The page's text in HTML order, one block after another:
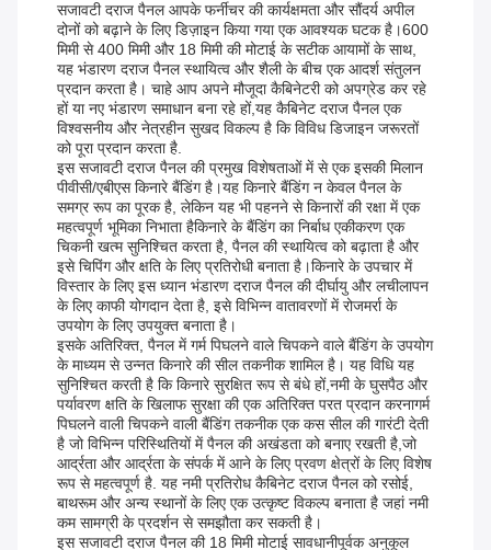
सजावटी दराज पैनल आपके फर्नीचर की कार्यक्षमता और सौंदर्य अपील
दोनों को बढ़ाने के लिए डिज़ाइन किया गया एक आवश्यक घटक है।600
मिमी से 400 मिमी और 18 मिमी की मोटाई के सटीक आयामों के साथ,
यह भंडारण दराज पैनल स्थायित्व और शैली के बीच एक आदर्श संतुलन
प्रदान करता है। चाहे आप अपने मौजूदा कैबिनेटरी को अपग्रेड कर रहे
हों या नए भंडारण समाधान बना रहे हों,यह कैबिनेट दराज पैनल एक
विश्वसनीय और नेत्रहीन सुखद विकल्प है कि विविध डिजाइन जरूरतों
को पूरा प्रदान करता है.
इस सजावटी दराज पैनल की प्रमुख विशेषताओं में से एक इसकी मिलान
पीवीसी/एबीएस किनारे बैंडिंग है।यह किनारे बैंडिंग न केवल पैनल के
समग्र रूप का पूरक है, लेकिन यह भी पहनने से किनारों की रक्षा में एक
महत्वपूर्ण भूमिका निभाता हैकिनारे के बैंडिंग का निर्बाध एकीकरण एक
चिकनी खत्म सुनिश्चित करता है, पैनल की स्थायित्व को बढ़ाता है और
इसे चिपिंग और क्षति के लिए प्रतिरोधी बनाता है।किनारे के उपचार में
विस्तार के लिए इस ध्यान भंडारण दराज पैनल की दीर्घायु और लचीलापन
के लिए काफी योगदान देता है, इसे विभिन्न वातावरणों में रोजमर्रा के
उपयोग के लिए उपयुक्त बनाता है।
इसके अतिरिक्त, पैनल में गर्म पिघलने वाले चिपकने वाले बैंडिंग के उपयोग
के माध्यम से उन्नत किनारे की सील तकनीक शामिल है। यह विधि यह
सुनिश्चित करती है कि किनारे सुरक्षित रूप से बंधे हों,नमी के घुसपैठ और
पर्यावरण क्षति के खिलाफ सुरक्षा की एक अतिरिक्त परत प्रदान करनागर्म
पिघलने वाली चिपकने वाली बैंडिंग तकनीक एक कस सील की गारंटी देती
है जो विभिन्न परिस्थितियों में पैनल की अखंडता को बनाए रखती है,जो
आर्द्रता और आर्द्रता के संपर्क में आने के लिए प्रवण क्षेत्रों के लिए विशेष
रूप से महत्वपूर्ण है. यह नमी प्रतिरोध कैबिनेट दराज पैनल को रसोई,
बाथरूम और अन्य स्थानों के लिए एक उत्कृष्ट विकल्प बनाता है जहां नमी
कम सामग्री के प्रदर्शन से समझौता कर सकती है।
इस सजावटी दराज पैनल की 18 मिमी मोटाई सावधानीपूर्वक अनुकूल